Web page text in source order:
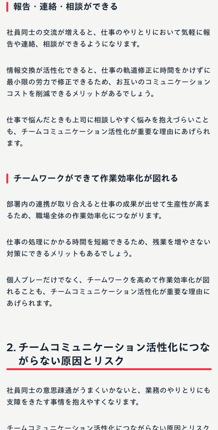
報告・連絡・相談ができる
社員同士の交流が増えると、仕事のやりとりにおいて気軽に報
告や連絡、相談ができるようになります。
情報交換が活性化できると、仕事の軌道修正に時間をかけずに
最小限の労力で修正できるため、お互いのコミュニケーション
コストを削減できるメリットがあるでしょう。
仕事で悩んだときも上司に相談しやすく悩みを抱えづらいこと
も、チームコミュニケーション活性化が重要な理由にあげられ
ます。
チームワークができて作業効率化が図れる
部署内の連携が取り合えると仕事の成果が出せて生産性が高ま
るため、職場全体の作業効率化につながります。
仕事の処理にかかる時間を短縮できるため、残業を増やさない
対策にできるメリットもあるでしょう。
個人プレーだけでなく、チームワークを高めて作業効率化が図
れることも、チームコミュニケーション活性化が重要な理由に
あげられます。
チームコミュニケーション活性化につな
がらない原因とリスク
社員同士の意思疎通がうまくいかないと、業務のやりとりにも
支障をきたす事情を抱えやすくなります。
チームコミュニケーション活性化につながらない原因とリスク